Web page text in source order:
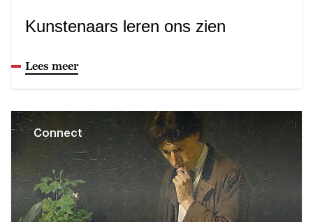
Kunstenaars leren ons zien
Lees meer
Connect